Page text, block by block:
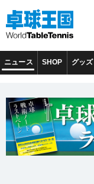
ニュース SHOP グッズ